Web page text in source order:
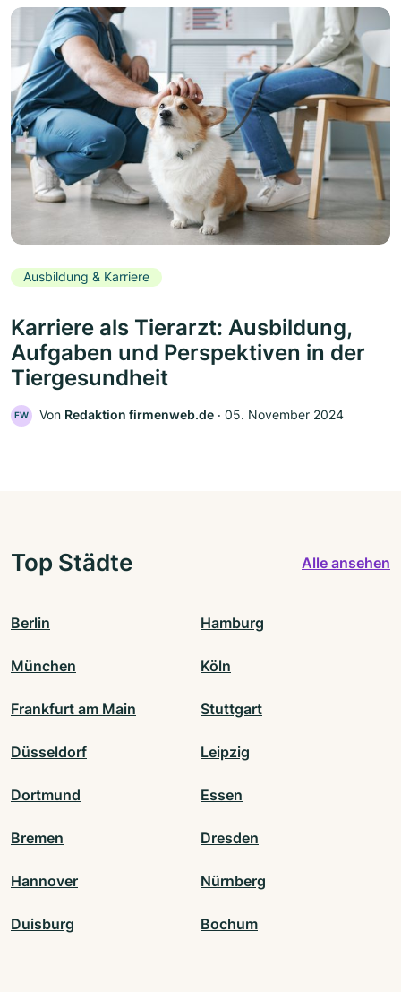
Ausbildung & Karriere
Karriere als Tierarzt: Ausbildung,
Aufgaben und Perspektiven in der
Tiergesundheit
FW Von Redaktion firmenweb.de ‧ 05. November 2024
Top Städte Alle ansehen
Berlin Hamburg
München Köln
Frankfurt am Main Stuttgart
Düsseldorf Leipzig
Dortmund Essen
Bremen Dresden
Hannover Nürnberg
Duisburg Bochum